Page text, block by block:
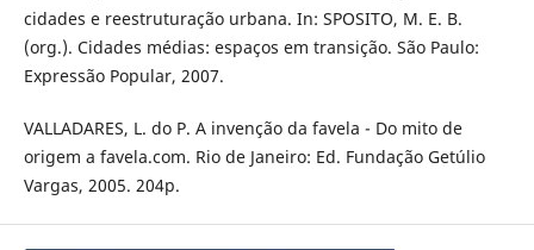
cidades e reestruturação urbana. In: SPOSITO, M. E. B.
(org.). Cidades médias: espaços em transição. São Paulo:
Expressão Popular, 2007.
VALLADARES, L. do P. A invenção da favela - Do mito de
origem a favela.com. Rio de Janeiro: Ed. Fundação Getúlio
Vargas, 2005. 204p.